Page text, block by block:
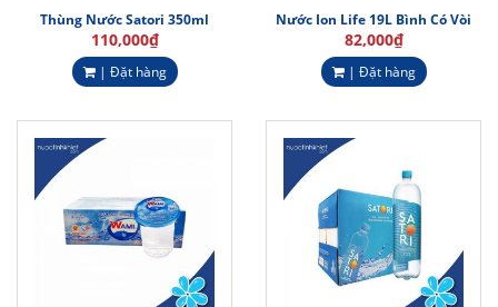
Thùng Nước Satori 350ml
110,000₫
| Đặt hàng
Nước Ion Life 19L Bình Có Vòi
82,000₫
| Đặt hàng